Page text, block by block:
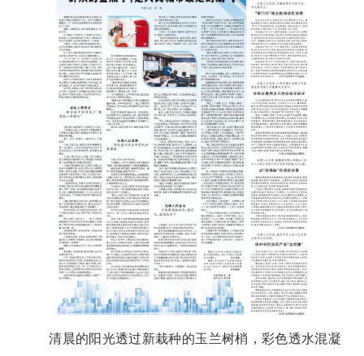
清晨的阳光透过新栽种的玉兰树梢，彩色透水混凝